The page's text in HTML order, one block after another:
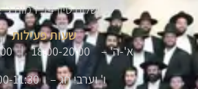
שלום סיון 14, רמות ג' ירושלים
שעות פעילות
א'-ה' – 18:00-20:00 | 13:45-15:00
ו' וערבי חג – 10:00-11:30